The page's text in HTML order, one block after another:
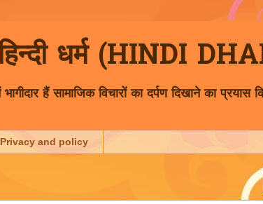
धर्म (HINDI
हैं सामाजिक विचारों का दर्पण दिखाने का
Privacy and policy